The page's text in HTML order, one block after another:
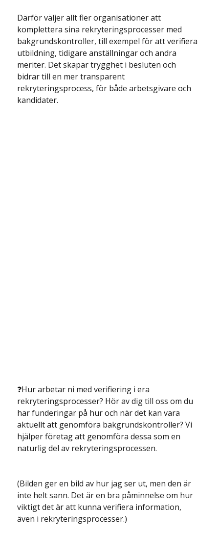
Därför väljer allt fler organisationer att
komplettera sina rekryteringsprocesser med
bakgrundskontroller, till exempel för att verifiera
utbildning, tidigare anställningar och andra
meriter. Det skapar trygghet i besluten och
bidrar till en mer transparent
rekryteringsprocess, för både arbetsgivare och
kandidater.
❓Hur arbetar ni med verifiering i era
rekryteringsprocesser? Hör av dig till oss om du
har funderingar på hur och när det kan vara
aktuellt att genomföra bakgrundskontroller? Vi
hjälper företag att genomföra dessa som en
naturlig del av rekryteringsprocessen.
(Bilden ger en bild av hur jag ser ut, men den är
inte helt sann. Det är en bra påminnelse om hur
viktigt det är att kunna verifiera information,
även i rekryteringsprocesser.)